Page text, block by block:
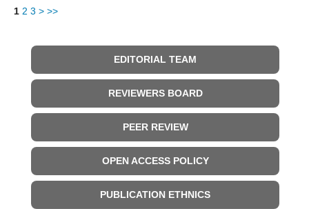
1 2 3 > >>
EDITORIAL TEAM
REVIEWERS BOARD
PEER REVIEW
OPEN ACCESS POLICY
PUBLICATION ETHNICS